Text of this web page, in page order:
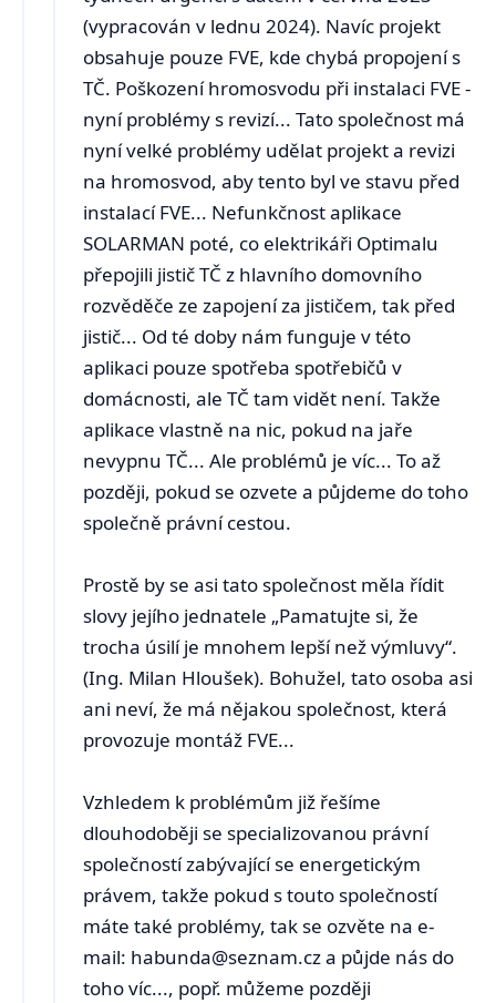
(vypracován v lednu 2024). Navíc projekt
obsahuje pouze FVE, kde chybá propojení s
TČ. Poškození hromosvodu při instalaci FVE -
nyní problémy s revizí... Tato společnost má
nyní velké problémy udělat projekt a revizi
na hromosvod, aby tento byl ve stavu před
instalací FVE... Nefunkčnost aplikace
SOLARMAN poté, co elektrikáři Optimalu
přepojili jistič TČ z hlavního domovního
rozvěděče ze zapojení za jističem, tak před
jistič... Od té doby nám funguje v této
aplikaci pouze spotřeba spotřebičů v
domácnosti, ale TČ tam vidět není. Takže
aplikace vlastně na nic, pokud na jaře
nevypnu TČ... Ale problémů je víc... To až
později, pokud se ozvete a půjdeme do toho
společně právní cestou.
Prostě by se asi tato společnost měla řídit
slovy jejího jednatele „Pamatujte si, že
trocha úsilí je mnohem lepší než výmluvy“.
(Ing. Milan Hloušek). Bohužel, tato osoba asi
ani neví, že má nějakou společnost, která
provozuje montáž FVE...
Vzhledem k problémům již řešíme
dlouhodoběji se specializovanou právní
společností zabývající se energetickým
právem, takže pokud s touto společností
máte také problémy, tak se ozvěte na e-
mail: habunda@seznam.cz a půjde nás do
toho víc..., popř. můžeme později